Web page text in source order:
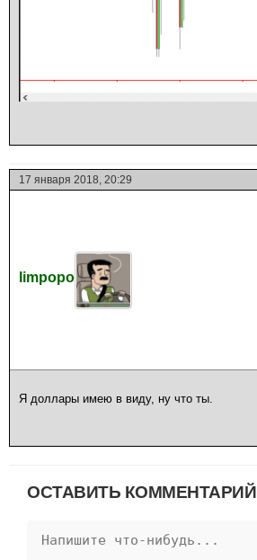
17 января 2018, 20:29
limpopo
Я доллары имею в виду, ну что ты.
ОСТАВИТЬ КОММЕНТАРИЙ